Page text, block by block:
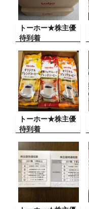
トーホー★株主優
待到着
トーホー★株主優
待到着